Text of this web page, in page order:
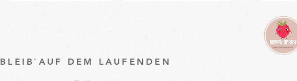
BLEIB`AUF DEM LAUFENDEN